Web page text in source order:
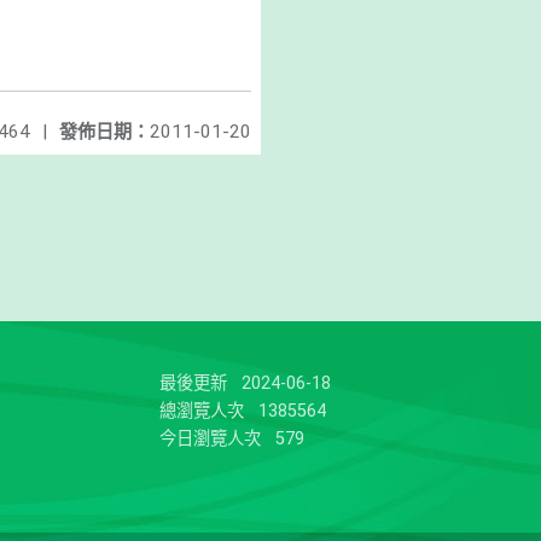
發佈日期： 2011-01-20
|
最後更新
2024-06-18
總瀏覽人次
1385564
今日瀏覽人次
579